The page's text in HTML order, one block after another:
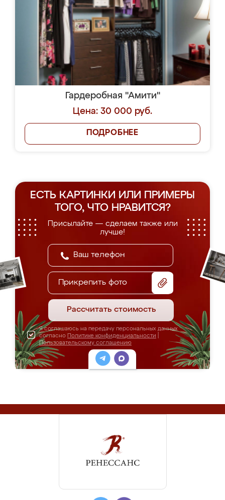
Гардеробная "Амити"
Цена: 30 000 руб.
ПОДРОБНЕЕ
ЕСТЬ КАРТИНКИ ИЛИ ПРИМЕРЫ
ТОГО, ЧТО НРАВИТСЯ?
Присылайте — сделаем также или
лучше!
Прикрепить фото
Рассчитать стоимость
Я соглашаюсь на передачу персональных данных
согласно Политике конфиденциальности
Пользовательскому соглашению